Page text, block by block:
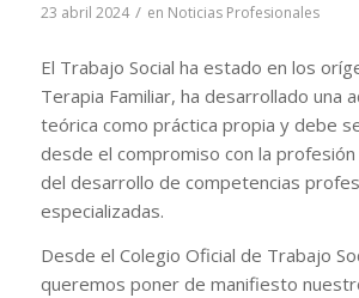
23 abril 2024 / en Noticias Profesionales
El Trabajo Social ha estado en los
Terapia Familiar, ha desarrollado una
teórica como práctica propia y debe
desde el compromiso con la profesión
del desarrollo de competencias
especializadas.
Desde el Colegio Oficial de Trabajo
queremos poner de manifiesto